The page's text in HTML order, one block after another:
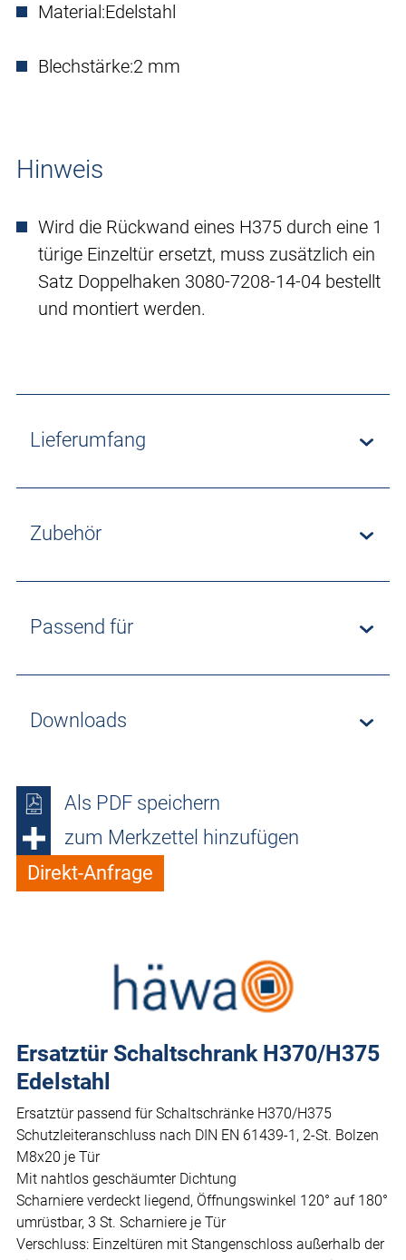
Material:Edelstahl
Blechstärke:2 mm
Hinweis
Wird die Rückwand eines H375 durch eine 1
türige Einzeltür ersetzt, muss zusätzlich ein
Satz Doppelhaken 3080-7208-14-04 bestellt
und montiert werden.
Lieferumfang
Zubehör
Passend für
Downloads
Als PDF speichern
zum Merkzettel hinzufügen
Direkt-Anfrage
Ersatztür Schaltschrank H370/H375
Edelstahl
Ersatztür passend für Schaltschränke H370/H375
Schutzleiteranschluss nach DIN EN 61439-1, 2-St. Bolzen
M8x20 je Tür
Mit nahtlos geschäumter Dichtung
Scharniere verdeckt liegend, Öffnungswinkel 120° auf 180°
umrüstbar, 3 St. Scharniere je Tür
Verschluss: Einzeltüren mit Stangenschloss außerhalb der